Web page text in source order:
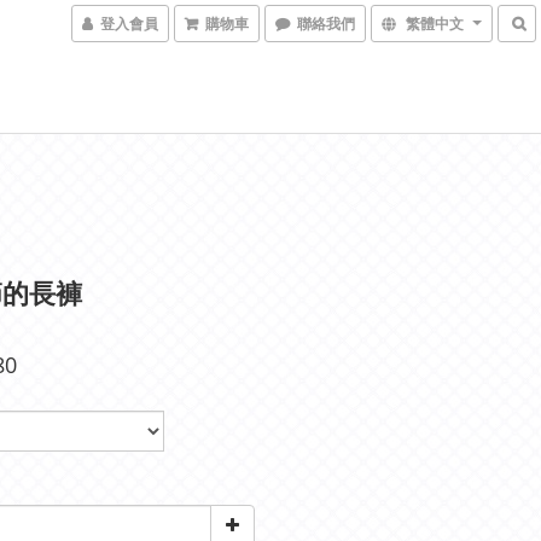
登入會員 購物車 聯絡我們 繁體中文
長褲